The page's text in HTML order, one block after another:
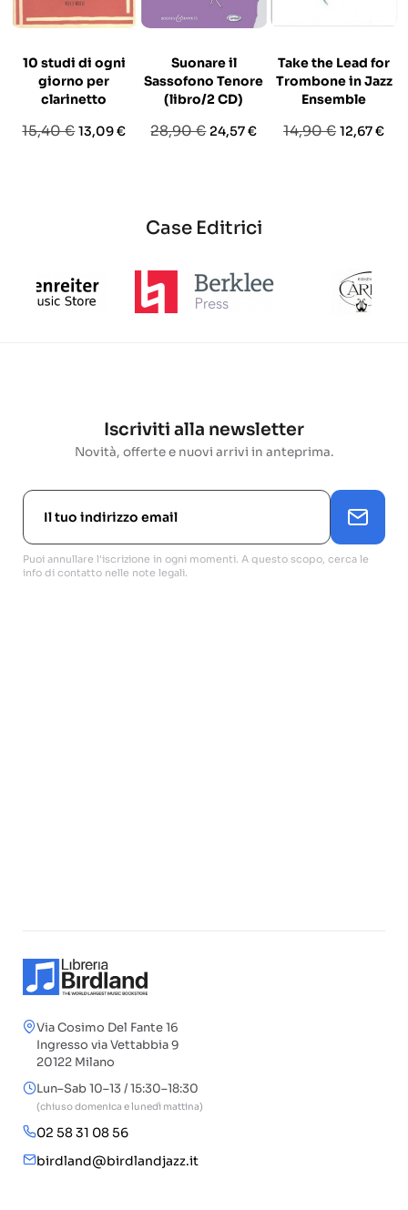
10 studi di ogni
giorno per
clarinetto
Prezzo
15,40 €Prezzo
13,09 €
Suonare il
Sassofono Tenore
(libro/2 CD)
Prezzo
28,90 € Prezzo
24,57 €
Take the Lead for
Trombone in Jazz
Ensemble
Prezzo
14,90 € Prezzo
12,67 €
Case Editrici
Iscriviti alla newsletter
Novità, offerte e nuovi arrivi in anteprima.
Puoi annullare l'iscrizione in ogni momenti. A questo scopo, cerca le
info di contatto nelle note legali.
Via Cosimo Del Fante 16
Ingresso via Vettabbia 9
20122 Milano
Lun–Sab 10–13 / 15:30–18:30
(chiuso domenica e lunedì mattina)
02 58 31 08 56
birdland@birdlandjazz.it